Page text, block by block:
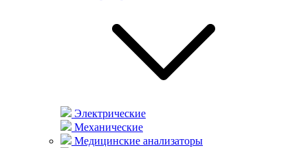
Электрические
Механические
Медицинские анализаторы